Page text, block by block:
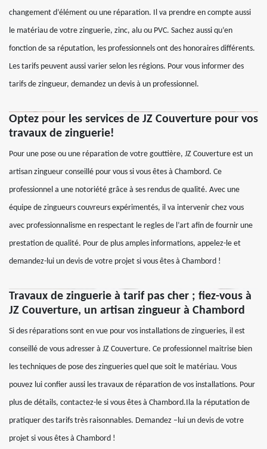
changement d’élément ou une réparation. Il va prendre en compte aussi
le matériau de votre zinguerie, zinc, alu ou PVC. Sachez aussi qu’en
fonction de sa réputation, les professionnels ont des honoraires différents.
Les tarifs peuvent aussi varier selon les régions. Pour vous informer des
tarifs de zingueur, demandez un devis à un professionnel.
Optez pour les services de JZ Couverture pour vos
travaux de zinguerie!
Pour une pose ou une réparation de votre gouttière, JZ Couverture est un
artisan zingueur conseillé pour vous si vous êtes à Chambord. Ce
professionnel a une notoriété grâce à ses rendus de qualité. Avec une
équipe de zingueurs couvreurs expérimentés, il va intervenir chez vous
avec professionnalisme en respectant le regles de l’art afin de fournir une
prestation de qualité. Pour de plus amples informations, appelez-le et
demandez-lui un devis de votre projet si vous êtes à Chambord !
Travaux de zinguerie à tarif pas cher ; fiez-vous à
JZ Couverture, un artisan zingueur à Chambord
Si des réparations sont en vue pour vos installations de zingueries, il est
conseillé de vous adresser à JZ Couverture. Ce professionnel maitrise bien
les techniques de pose des zingueries quel que soit le matériau. Vous
pouvez lui confier aussi les travaux de réparation de vos installations. Pour
plus de détails, contactez-le si vous êtes à Chambord.Ila la réputation de
pratiquer des tarifs très raisonnables. Demandez –lui un devis de votre
projet si vous êtes à Chambord !